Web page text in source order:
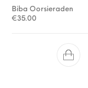
Biba Oorsieraden
€35.00